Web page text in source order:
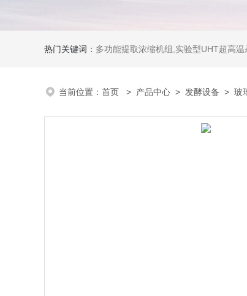
热门关键词： 多功能提取浓缩机组,实验型UHT超高
当前位置： 首页 > 产品中心 > 发酵设备 > 玻